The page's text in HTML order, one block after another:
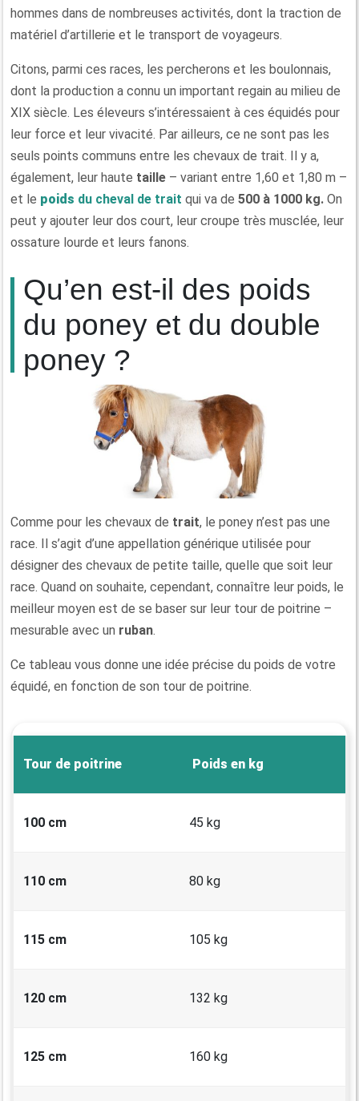
hommes dans de nombreuses activités, dont la traction de
matériel d’artillerie et le transport de voyageurs.
Citons, parmi ces races, les percherons et les boulonnais,
dont la production a connu un important regain au milieu de
XIX siècle. Les éleveurs s’intéressaient à ces équidés pour
leur force et leur vivacité. Par ailleurs, ce ne sont pas les
seuls points communs entre les chevaux de trait. Il y a,
également, leur haute taille – variant entre 1,60 et 1,80 m –
et le poids du cheval de trait qui va de 500 à 1000 kg. On
peut y ajouter leur dos court, leur croupe très musclée, leur
ossature lourde et leurs fanons.
Qu’en est-il des poids
du poney et du double
poney ?
Comme pour les chevaux de trait, le poney n’est pas une
race. Il s’agit d’une appellation générique utilisée pour
désigner des chevaux de petite taille, quelle que soit leur
race. Quand on souhaite, cependant, connaître leur poids, le
meilleur moyen est de se baser sur leur tour de poitrine –
mesurable avec un ruban.
Ce tableau vous donne une idée précise du poids de votre
équidé, en fonction de son tour de poitrine.
Tour de poitrine Poids en kg
100 cm 45 kg
110 cm 80 kg
115 cm 105 kg
120 cm 132 kg
125 cm 160 kg